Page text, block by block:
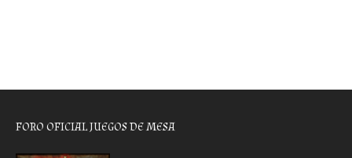
FORO OFICIAL JUEGOS DE MESA